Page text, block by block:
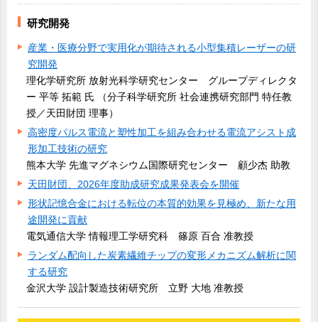
研究開発
産業・医療分野で実用化が期待される小型集積レーザーの研
究開発
理化学研究所 放射光科学研究センター グループディレクタ
ー 平等 拓範 氏 （分子科学研究所 社会連携研究部門 特任教
授／天田財団 理事）
高密度パルス電流と塑性加工を組み合わせる電流アシスト成
形加工技術の研究
熊本大学 先進マグネシウム国際研究センター 顧少杰 助教
天田財団、2026年度助成研究成果発表会を開催
形状記憶合金における転位の本質的効果を見極め、新たな用
途開発に貢献
電気通信大学 情報理工学研究科 篠原 百合 准教授
ランダム配向した炭素繊維チップの変形メカニズム解析に関
する研究
金沢大学 設計製造技術研究所 立野 大地 准教授